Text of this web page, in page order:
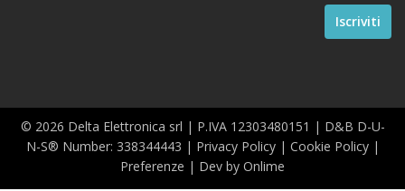
© 2026 Delta Elettronica srl | P.IVA 12303480151 | D&B D-U-
N-S® Number: 338344443 | Privacy Policy| Cookie Policy|
Preferenze | Dev by Onlime